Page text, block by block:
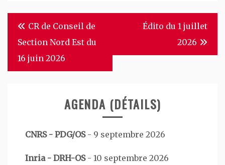
Navigation
l’article
CR de Conseil de
Section Nord Est du
16 juin 2026
Édito du 1 juillet
2026
AGENDA (DÉTAILS)
CNRS - PDG/OS- 9 septembre 2026
Inria - DRH-OS- 10 septembre 2026